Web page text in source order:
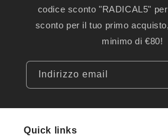
codice sconto "RADICAL5"
sconto per il tuo primo
minimo di €80!
Indirizzo email
Quick links